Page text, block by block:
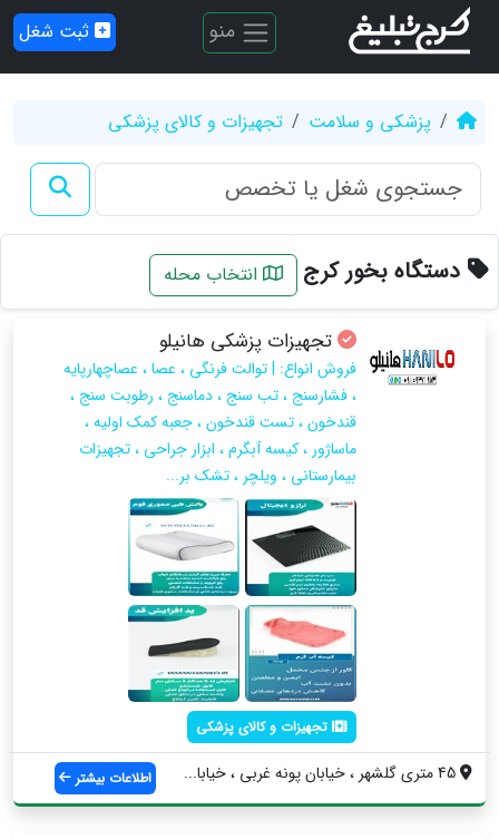
منو ثبت شغل
پزشکی و سلامت تجهیزات و کالای پزشکی
دستگاه بخور کرج انتخاب محله
تجهیزات پزشکی هانیلو
فروش انواع: | توالت فرنگی ، عصا ، عصاچهارپایه
، فشارسنج ، تب سنج ، دماسنج ، رطوبت سنج ،
قندخون ، تست قندخون ، جعبه کمک اولیه ،
ماساژور ، کیسه آبگرم ، ابزار جراحی ، تجهیزات
بیمارستانی ، ویلچر ، تشک بر...
تجهیزات و کالای پزشکی
اطلاعات بیشتر